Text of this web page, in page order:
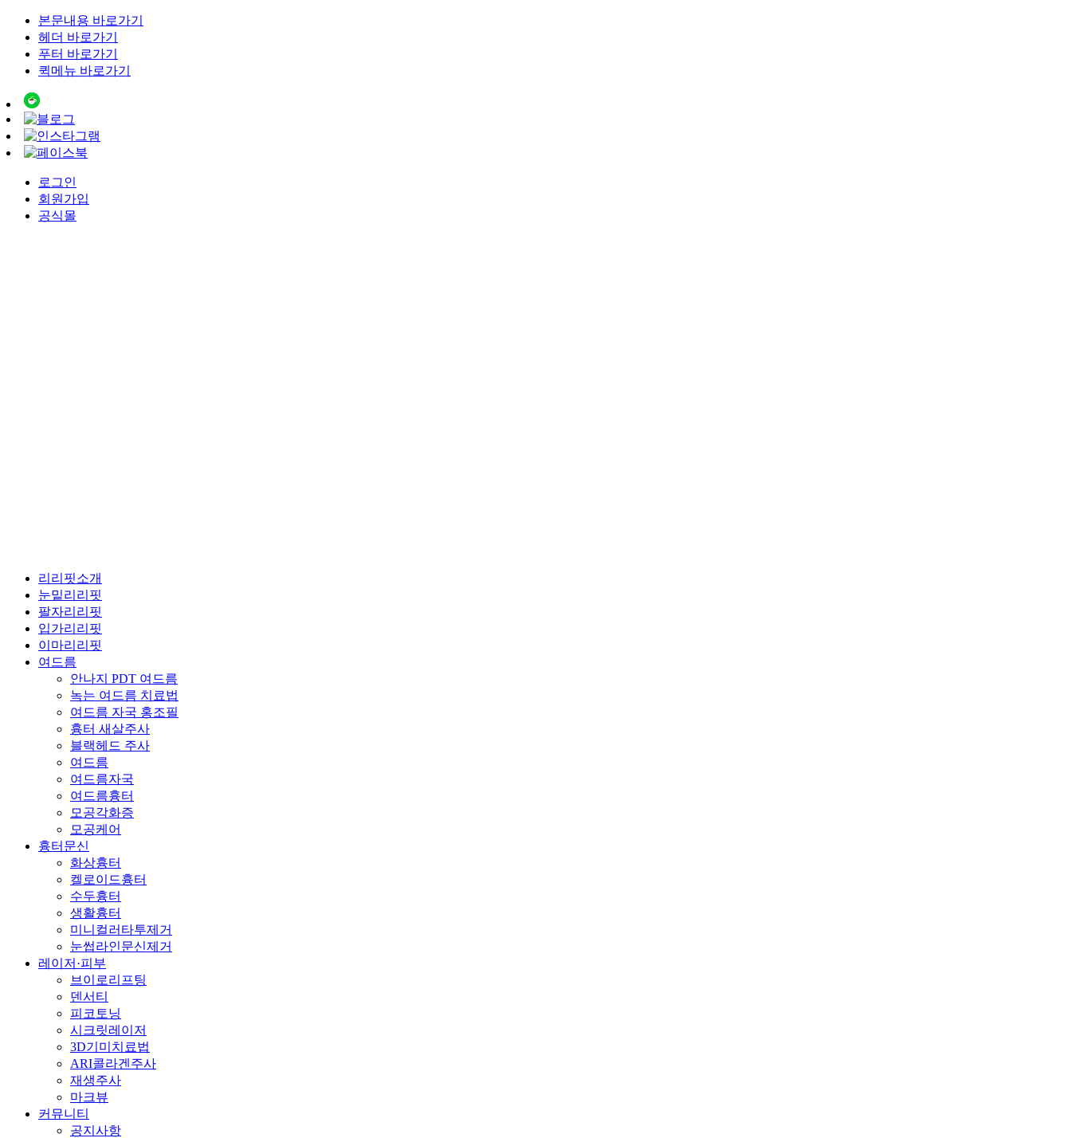
본문내용 바로가기
헤더 바로가기
푸터 바로가기
퀵메뉴 바로가기
로그인
회원가입
공식몰
리리핏소개
눈밑리리핏
팔자리리핏
입가리리핏
이마리리핏
여드름
안나지 PDT 여드름
녹는 여드름 치료법
여드름 자국 홍조필
흉터 새살주사
블랙헤드 주사
여드름
여드름자국
여드름흉터
모공각화증
모공케어
흉터문신
화상흉터
켈로이드흉터
수두흉터
생활흉터
미니컬러타투제거
눈썹라인문신제거
레이저·피부
브이로리프팅
덴서티
피코토닝
시크릿레이저
3D기미치료법
ARI콜라겐주사
재생주사
마크뷰
커뮤니티
공지사항